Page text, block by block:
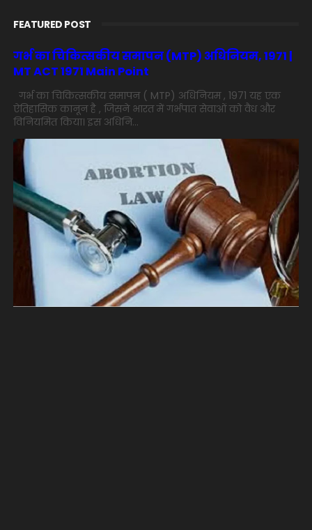
FEATURED POST
गर्भ का चिकित्सकीय समापन (MTP) अधिनियम, 1971 |
MT ACT 1971 Main Point
गर्भ का चिकित्सकीय समापन ( MTP) अधिनियम , 1971 यह एक
ऐतिहासिक कानून है , जिसने भारत में गर्भपात सेवाओं को वैध और
विनियमित किया। इस अधिनि...